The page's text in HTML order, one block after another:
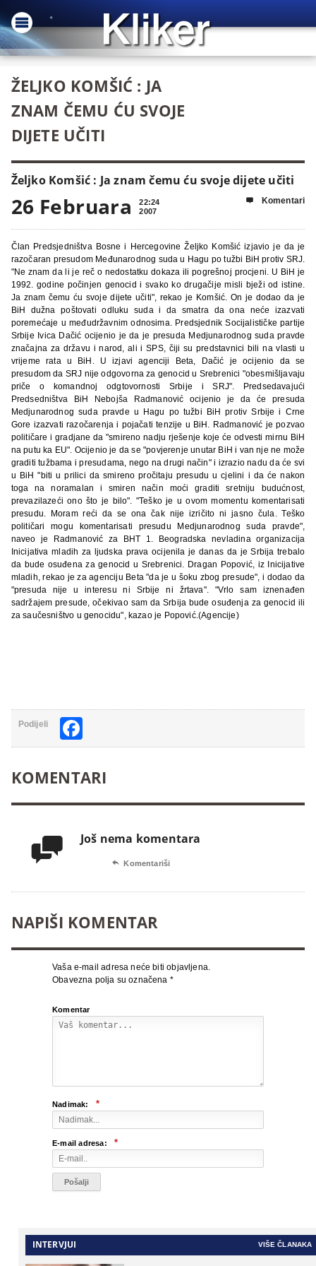
ŽELJKO KOMŠIĆ : JA
ZNAM ČEMU ĆU SVOJE
DIJETE UČITI
Željko Komšić : Ja znam čemu ću svoje dijete učiti
26 Februara
22:24
2007
 Komentari
Član Predsjedništva Bosne i Hercegovine Željko Komšić izjavio je da je
razočaran presudom Međunarodnog suda u Hagu po tužbi BiH protiv SRJ.
"Ne znam da li je reč o nedostatku dokaza ili pogrešnoj procjeni. U BiH je
1992. godine počinjen genocid i svako ko drugačije misli bježi od istine.
Ja znam čemu ću svoje dijete učiti", rekao je Komšić. On je dodao da je
BiH dužna poštovati odluku suda i da smatra da ona neće izazvati
poremećaje u međudržavnim odnosima. Predsjednik Socijalističke partije
Srbije Ivica Dačić ocijenio je da je presuda Medjunarodnog suda pravde
značajna za državu i narod, ali i SPS, čiji su predstavnici bili na vlasti u
vrijeme rata u BiH. U izjavi agenciji Beta, Dačić je ocijenio da se
presudom da SRJ nije odgovorna za genocid u Srebrenici "obesmišljavaju
priče o komandnoj odgtovornosti Srbije i SRJ". Predsedavajući
Predsedništva BiH Nebojša Radmanović ocijenio je da će presuda
Medjunarodnog suda pravde u Hagu po tužbi BiH protiv Srbije i Crne
Gore izazvati razočarenja i pojačati tenzije u BiH. Radmanović je pozvao
političare i gradjane da "smireno nadju rješenje koje će odvesti mirnu BiH
na putu ka EU". Ocijenio je da se "povjerenje unutar BiH i van nje ne može
graditi tužbama i presudama, nego na drugi način" i izrazio nadu da će svi
u BiH "biti u prilici da smireno pročitaju presudu u cjelini i da će nakon
toga na noramalan i smiren način moći graditi sretniju budućnost,
prevazilazeći ono što je bilo". "Teško je u ovom momentu komentarisati
presudu. Moram reći da se ona čak nije izričito ni jasno čula. Teško
političari mogu komentarisati presudu Medjunarodnog suda pravde",
naveo je Radmanović za BHT 1. Beogradska nevladina organizacija
Inicijativa mladih za ljudska prava ocijenila je danas da je Srbija trebalo
da bude osuđena za genocid u Srebrenici. Dragan Popović, iz Inicijative
mladih, rekao je za agenciju Beta "da je u šoku zbog presude", i dodao da
"presuda nije u interesu ni Srbije ni žrtava". "Vrlo sam iznenađen
sadržajem presude, očekivao sam da Srbija bude osuđenja za genocid ili
za saučesništvo u genocidu", kazao je Popović.(Agencije)
Podijeli
KOMENTARI
 Još nema komentara
 Komentariši
NAPIŠI KOMENTAR
Vaša e-mail adresa neće biti objavljena.
Obavezna polja su označena *
Komentar
Nadimak: *
E-mail adresa: *
INTERVJUI VIŠE ČLANAKA